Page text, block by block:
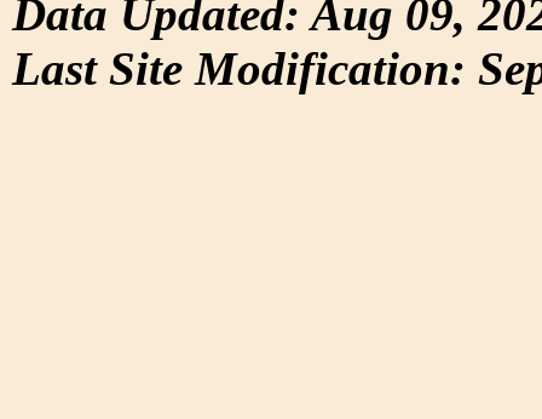
Data Updated: Aug 09,
Last Site Modification: